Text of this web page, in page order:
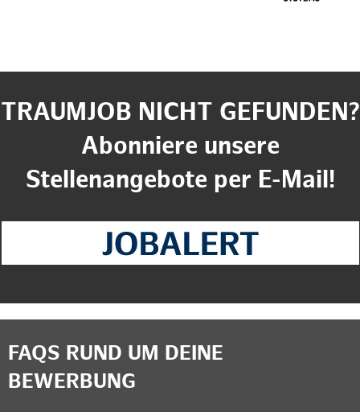
TRAUMJOB NICHT GEFUNDEN?
Abonniere unsere
Stellenangebote per E-Mail!
FAQS RUND UM DEINE
BEWERBUNG